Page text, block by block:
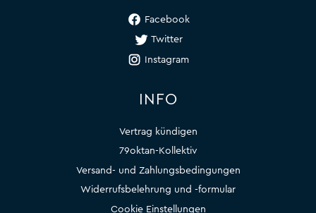
Facebook
Twitter
Instagram
INFO
Vertrag kündigen
79oktan-Kollektiv
Versand- und Zahlungsbedingungen
Widerrufsbelehrung und -formular
Cookie Einstellungen